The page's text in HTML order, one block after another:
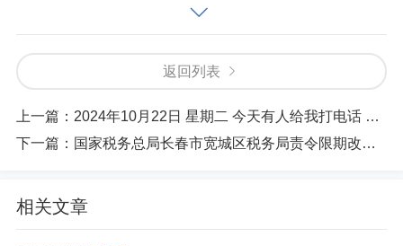
返回列表
上一篇： 2024年10月22日 星期二 今天有人给我打电话 问生育津贴单位说 按月领取 ？
下一篇： 国家税务总局长春市宽城区税务局责令限期改正通知书
相关文章